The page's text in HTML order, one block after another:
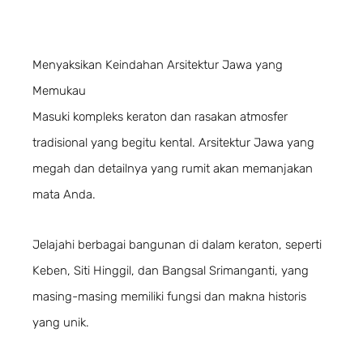
Menyaksikan Keindahan Arsitektur Jawa yang
Memukau
Masuki kompleks keraton dan rasakan atmosfer
tradisional yang begitu kental. Arsitektur Jawa yang
megah dan detailnya yang rumit akan memanjakan
mata Anda.
Jelajahi berbagai bangunan di dalam keraton, seperti
Keben, Siti Hinggil, dan Bangsal Srimanganti, yang
masing-masing memiliki fungsi dan makna historis
yang unik.